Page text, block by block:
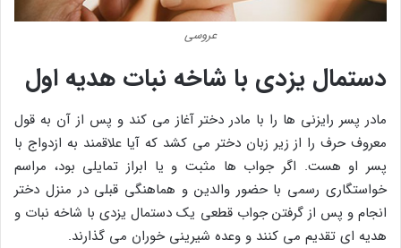
عروسی
دستمال یزدی با شاخه نبات هدیه اول
مادر پسر رایزنی ها را با مادر دختر آغاز می کند و پس از آن به قول
معروف حرف را از زیر زبان دختر می کشد که آیا علاقمند به ازدواج با
پسر او هست. اگر جواب ها مثبت و یا ابراز تمایلی بود، مراسم
خواستگاری رسمی با حضور والدین و هماهنگی قبلی در منزل دختر
انجام و پس از گرفتن جواب قطعی یک دستمال یزدی با شاخه نبات و
هدیه ای تقدیم می کنند و وعده شیرینی خوران می گذارند.